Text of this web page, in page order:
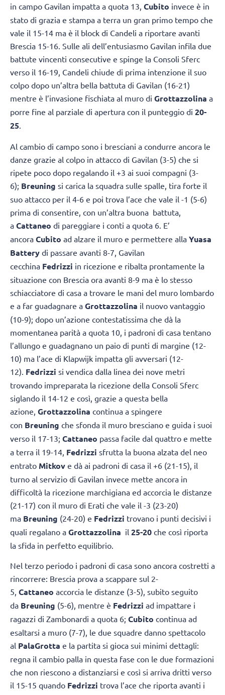
in campo Gavilan impatta a quota 13, Cubito invece è in
stato di grazia e stampa a terra un gran primo tempo che
vale il 15-14 ma è il block di Candeli a riportare avanti
Brescia 15-16. Sulle ali dell’entusiasmo Gavilan infila due
battute vincenti consecutive e spinge la Consoli Sferc
verso il 16-19, Candeli chiude di prima intenzione il suo
colpo dopo un’altra bella battuta di Gavilan (16-21)
mentre è l’invasione fischiata al muro di Grottazzolina a
porre fine al parziale di apertura con il punteggio di 20-
25.
Al cambio di campo sono i bresciani a condurre ancora le
danze grazie al colpo in attacco di Gavilan (3-5) che si
ripete poco dopo regalando il +3 ai suoi compagni (3-
6); Breuning si carica la squadra sulle spalle, tira forte il
suo attacco per il 4-6 e poi trova l’ace che vale il -1 (5-6)
prima di consentire, con un’altra buona battuta,
a Cattaneo di pareggiare i conti a quota 6. E’
ancora Cubito ad alzare il muro e permettere alla Yuasa
Battery di passare avanti 8-7, Gavilan
cecchina Fedrizzi in ricezione e ribalta prontamente la
situazione con Brescia ora avanti 8-9 ma è lo stesso
schiacciatore di casa a trovare le mani del muro lombardo
e a far guadagnare a Grottazzolina il nuovo vantaggio
(10-9); dopo un’azione contestatissima che dà la
momentanea parità a quota 10, i padroni di casa tentano
l’allungo e guadagnano un paio di punti di margine (12-
10) ma l’ace di Klapwijk impatta gli avversari (12-
12). Fedrizzi si vendica dalla linea dei nove metri
trovando impreparata la ricezione della Consoli Sferc
siglando il 14-12 e così, grazie a questa bella
azione, Grottazzolina continua a spingere
con Breuning che sfonda il muro bresciano e guida i suoi
verso il 17-13; Cattaneo passa facile dal quattro e mette
a terra il 19-14, Fedrizzi sfrutta la buona alzata del neo
entrato Mitkov e dà ai padroni di casa il +6 (21-15), il
turno al servizio di Gavilan invece mette ancora in
difficoltà la ricezione marchigiana ed accorcia le distanze
(21-17) con il muro di Erati che vale il -3 (23-20)
ma Breuning (24-20) e Fedrizzi trovano i punti decisivi i
quali regalano a Grottazzolina il 25-20 che così riporta
la sfida in perfetto equilibrio.
Nel terzo periodo i padroni di casa sono ancora costretti a
rincorrere: Brescia prova a scappare sul 2-
5, Cattaneo accorcia le distanze (3-5), subito seguito
da Breuning (5-6), mentre è Fedrizzi ad impattare i
ragazzi di Zambonardi a quota 6; Cubito continua ad
esaltarsi a muro (7-7), le due squadre danno spettacolo
al PalaGrotta e la partita si gioca sui minimi dettagli:
regna il cambio palla in questa fase con le due formazioni
che non riescono a distanziarsi e così si arriva dritti verso
il 15-15 quando Fedrizzi trova l’ace che riporta avanti i